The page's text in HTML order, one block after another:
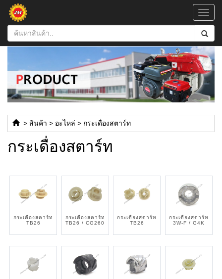
> สินค้า > อะไหล่ > กระเดื่องสตาร์ท
กระเดื่องสตาร์ท
กระเดื่องสตาร์ท
TB26
กระเดื่องสตาร์ท
TB26 / CG260
กระเดื่องสตาร์ท
TB26
กระเดื่องสตาร์ท
3W-F / G4K